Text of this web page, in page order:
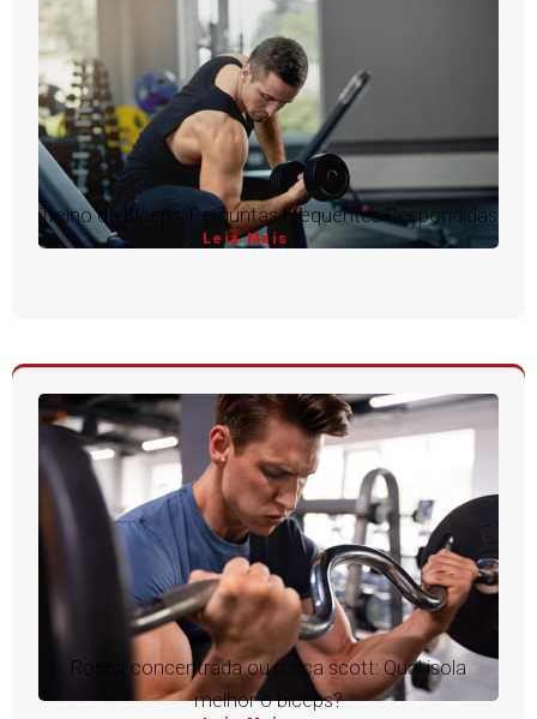
Treino de Bíceps: Perguntas Frequentes Respondidas
Leia Mais
Rosca concentrada ou rosca scott: Qual isola
melhor o bíceps?